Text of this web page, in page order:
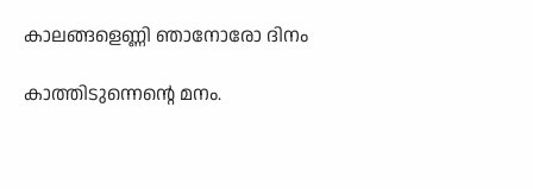
കാലങ്ങളെണ്ണി ഞാനോരോ ദിനം
കാത്തിടുന്നെന്റെ മനം.